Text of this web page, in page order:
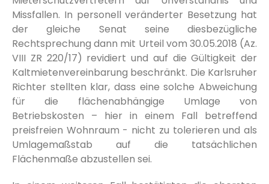
Missfallen. In personell veränderter Besetzung hat
der gleiche Senat seine diesbezügliche
Rechtsprechung dann mit Urteil vom 30.05.2018 (Az.
VIII ZR 220/17) revidiert und auf die Gültigkeit der
Kaltmietenvereinbarung beschränkt. Die Karlsruher
Richter stellten klar, dass eine solche Abweichung
für die flächenabhängige Umlage von
Betriebskosten – hier in einem Fall betreffend
preisfreien Wohnraum - nicht zu tolerieren und als
Umlagemaßstab auf die tatsächlichen
Flächenmaße abzustellen sei.